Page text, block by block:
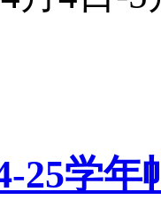
25学